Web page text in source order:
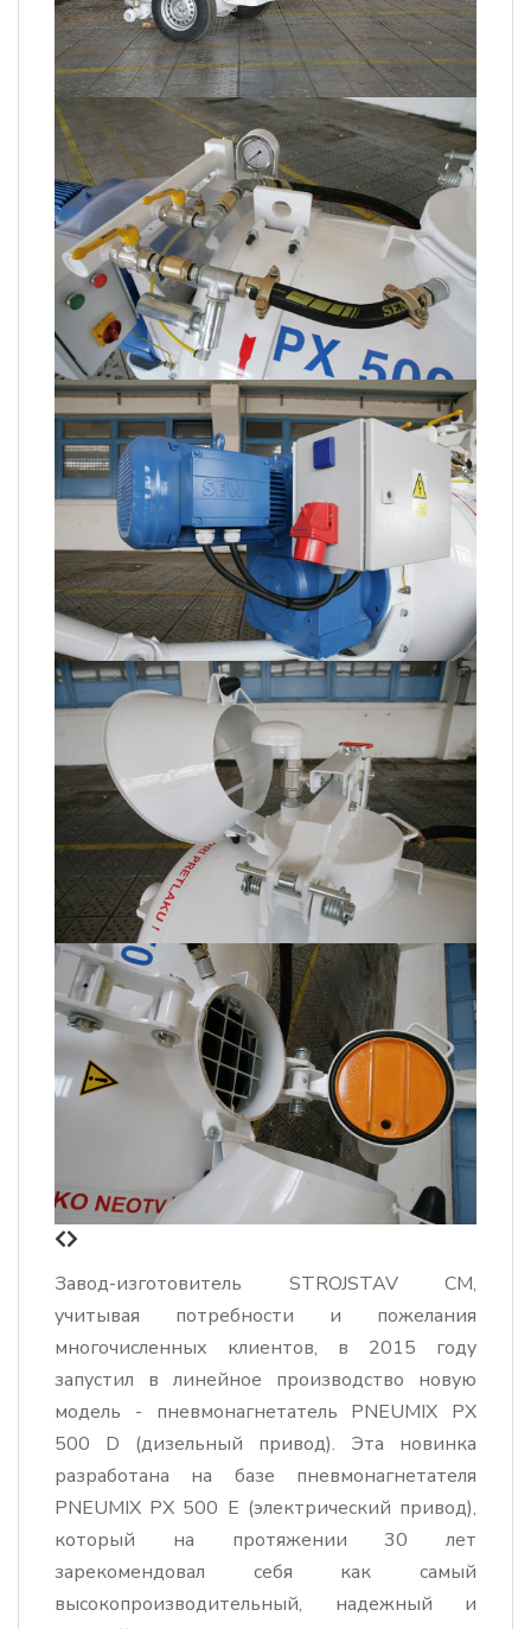
Завод-изготовитель STROJSTAV CM,
учитывая потребности и пожелания
многочисленных клиентов, в 2015 году
запустил в линейное производство новую
модель - пневмонагнетатель PNEUMIX PX
500 D (дизельный привод). Эта новинка
разработана на базе пневмонагнетателя
PNEUMIX PX 500 Е (электрический привод),
который на протяжении 30 лет
зарекомендовал себя как самый
высокопроизводительный, надежный и